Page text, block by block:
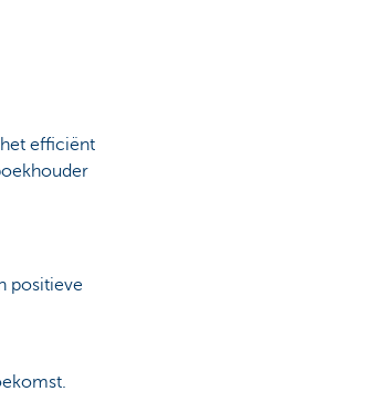
efficiënt
positieve